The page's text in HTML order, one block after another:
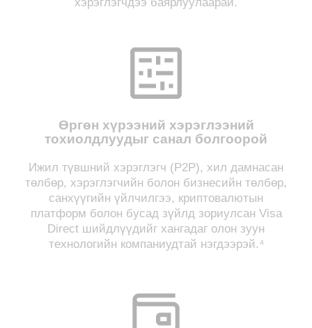
Өргөн хүрээний хэрэглээний
тохиолдлуудыг санал болгоорой
Ижил түвшний хэрэглэгч (P2P), хил дамнасан
төлбөр, хэрэглэгчийн болон бизнесийн төлбөр,
санхүүгийн үйлчилгээ, криптовалютын
платформ болон бусад зүйлд зориулсан Visa
Direct шийдлүүдийг хангадаг олон зуун
технологийн компаниудтай нэгдээрэй.⁴